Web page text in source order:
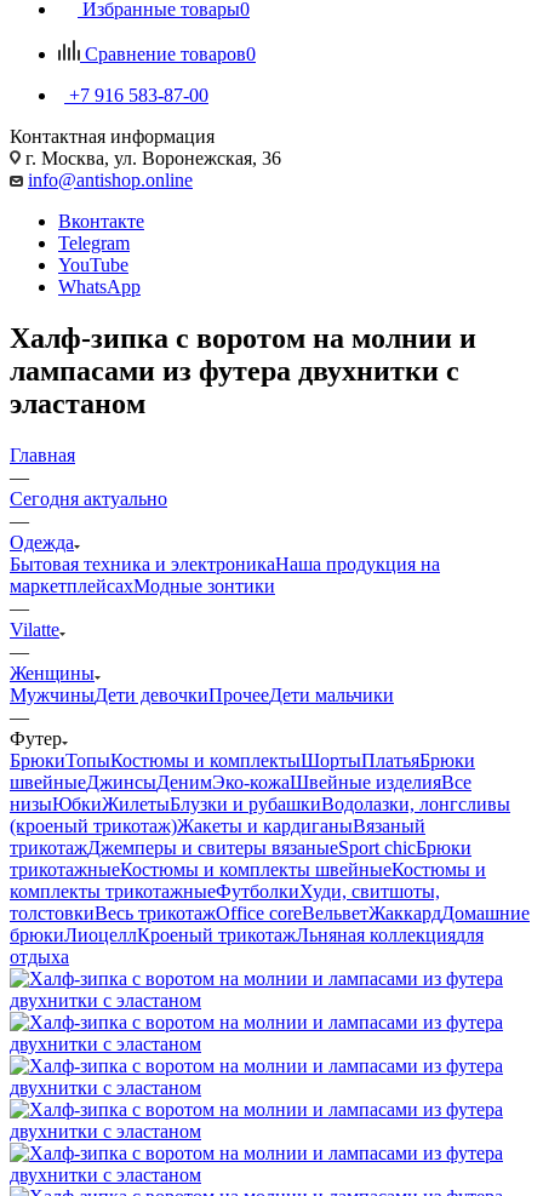
Избранные товары0
Сравнение товаров0
+7 916 583-87-00
Контактная информация
г. Москва, ул. Воронежская, 36
info@antishop.online
Вконтакте
Telegram
YouTube
WhatsApp
Халф-зипка с воротом на молнии и
лампасами из футера двухнитки с
эластаном
Главная
—
Сегодня актуально
—
Одежда
Бытовая техника и электроникаНаша продукция на
маркетплейсахМодные зонтики
—
Vilatte
—
Женщины
МужчиныДети девочкиПрочееДети мальчики
—
Футер
БрюкиТопыКостюмы и комплектыШортыПлатьяБрюки
швейныеДжинсыДенимЭко-кожаШвейные изделияВсе
низыЮбкиЖилетыБлузки и рубашкиВодолазки, лонгсливы
(кроеный трикотаж)Жакеты и кардиганыВязаный
трикотажДжемперы и свитеры вязаныеSport chicБрюки
трикотажныеКостюмы и комплекты швейныеКостюмы и
комплекты трикотажныеФутболкиХуди, свитшоты,
толстовкиВесь трикотажOffice coreВельветЖаккардДомашние
брюкиЛиоцеллКроеный трикотажЛьняная коллекциядля
отдыха